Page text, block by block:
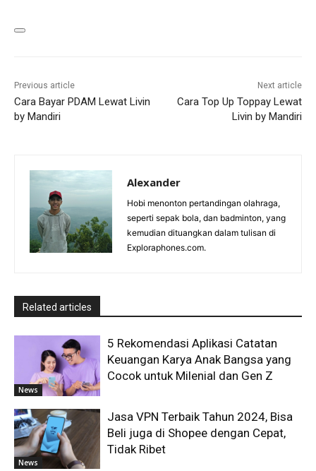
Previous article
Cara Bayar PDAM Lewat Livin
by Mandiri
Next article
Cara Top Up Toppay Lewat
Livin by Mandiri
Alexander
Hobi menonton pertandingan olahraga,
seperti sepak bola, dan badminton, yang
kemudian dituangkan dalam tulisan di
Exploraphones.com.
Related articles
News
5 Rekomendasi Aplikasi Catatan
Keuangan Karya Anak Bangsa yang
Cocok untuk Milenial dan Gen Z
News
Jasa VPN Terbaik Tahun 2024, Bisa
Beli juga di Shopee dengan Cepat,
Tidak Ribet